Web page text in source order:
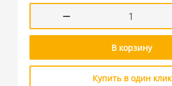
В корзину
Купить в один клик